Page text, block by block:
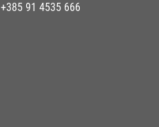
+385 91 4535 666